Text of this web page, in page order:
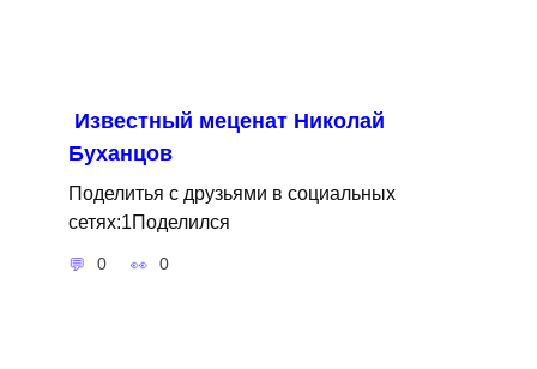
Известный меценат Николай
Буханцов
Поделитья с друзьями в социальных
сетях:1Поделился
0 0